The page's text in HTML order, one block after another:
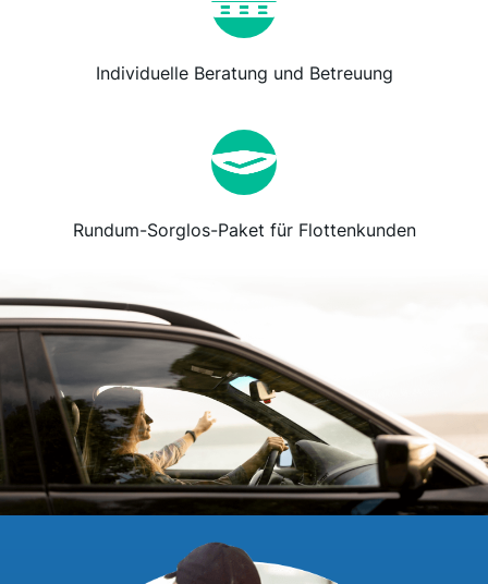
Individuelle Beratung und Betreuung
Rundum-Sorglos-Paket für Flottenkunden